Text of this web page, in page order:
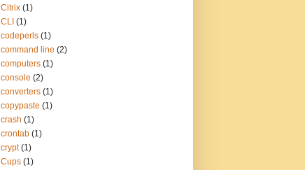
Citrix (1)
CLI (1)
codeperls (1)
command line (2)
computers (1)
console (2)
converters (1)
copypaste (1)
crash (1)
crontab (1)
crypt (1)
Cups (1)